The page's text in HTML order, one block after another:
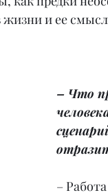
жизни и ее
– Что
–